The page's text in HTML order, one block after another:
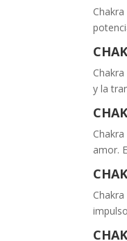
y la
amor.